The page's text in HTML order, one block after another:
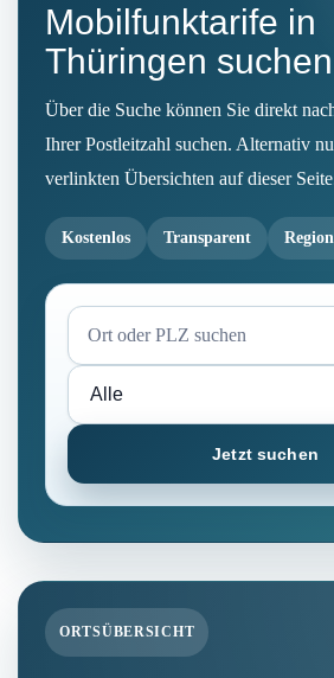
Mobilfunktarife in
Thüringen suchen
Über die Suche können Sie direkt
Ihrer Postleitzahl suchen. Alternativ
verlinkten Übersichten auf dieser
Kostenlos Transparent
Jetzt suchen
ORTSÜBERSICHT